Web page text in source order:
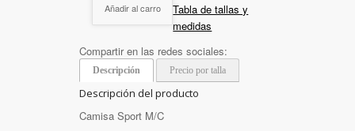
Añadir al carro
Tabla de tallas y
medidas
Compartir en las redes sociales:
Descripción Precio por talla
Descripción del producto
Camisa Sport M/C